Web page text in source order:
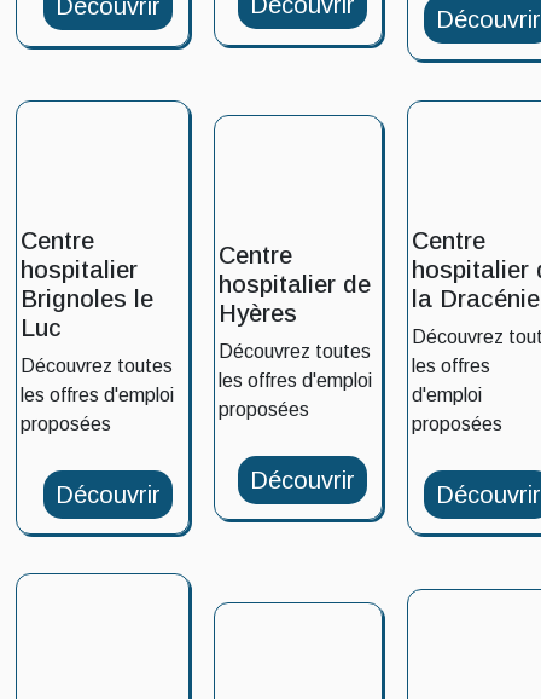
Découvrir Découvrir
Centre
hospitalier
Brignoles le
Luc
Découvrez toutes
les offres d'emploi
proposées
Découvrir
Centre
hospitalier de
Hyères
Découvrez toutes
les offres d'emploi
proposées
Découvrir
Centre
hospitalier
la Dracénie
Découvrez
les offres
d'emploi
proposées
Découvrir